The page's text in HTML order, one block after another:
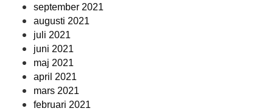
september 2021
augusti 2021
juli 2021
juni 2021
maj 2021
april 2021
mars 2021
februari 2021